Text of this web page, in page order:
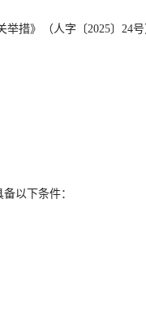
措》（人字〔2025〕24
以下条件：